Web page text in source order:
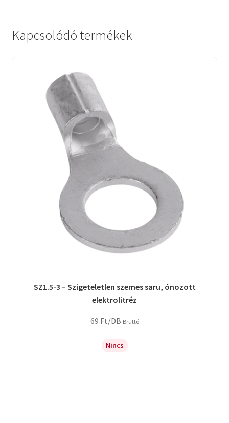
Kapcsolódó termékek
SZ1.5-3 – Szigeteletlen szemes saru, ónozott
elektrolitréz
69 Ft/DB Bruttó
Nincs